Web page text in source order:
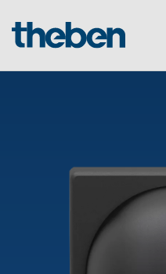
Smart Home
Biblioteca de mídia